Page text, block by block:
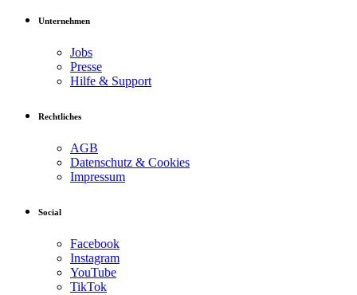
Unternehmen
Jobs
Presse
Hilfe & Support
Rechtliches
AGB
Datenschutz & Cookies
Impressum
Social
Facebook
Instagram
YouTube
TikTok